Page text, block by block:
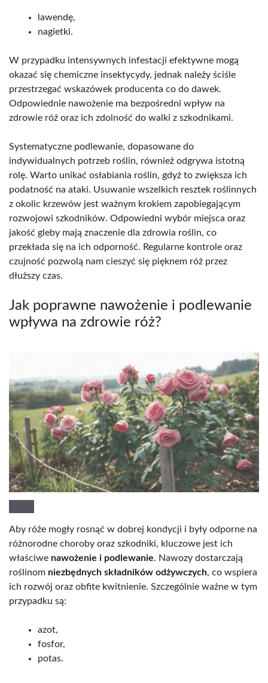
lawendę,
nagietki.
W przypadku intensywnych infestacji efektywne mogą
okazać się chemiczne insektycydy, jednak należy ściśle
przestrzegać wskazówek producenta co do dawek.
Odpowiednie nawożenie ma bezpośredni wpływ na
zdrowie róż oraz ich zdolność do walki z szkodnikami.
Systematyczne podlewanie, dopasowane do
indywidualnych potrzeb roślin, również odgrywa istotną
rolę. Warto unikać osłabiania roślin, gdyż to zwiększa ich
podatność na ataki. Usuwanie wszelkich resztek roślinnych
z okolic krzewów jest ważnym krokiem zapobiegającym
rozwojowi szkodników. Odpowiedni wybór miejsca oraz
jakość gleby mają znaczenie dla zdrowia roślin, co
przekłada się na ich odporność. Regularne kontrole oraz
czujność pozwolą nam cieszyć się pięknem róż przez
dłuższy czas.
Jak poprawne nawożenie i podlewanie
wpływa na zdrowie róż?
Aby róże mogły rosnąć w dobrej kondycji i były odporne na
różnorodne choroby oraz szkodniki, kluczowe jest ich
właściwe nawożenie i podlewanie. Nawozy dostarczają
roślinom niezbędnych składników odżywczych, co wspiera
ich rozwój oraz obfite kwitnienie. Szczególnie ważne w tym
przypadku są:
azot,
fosfor,
potas.